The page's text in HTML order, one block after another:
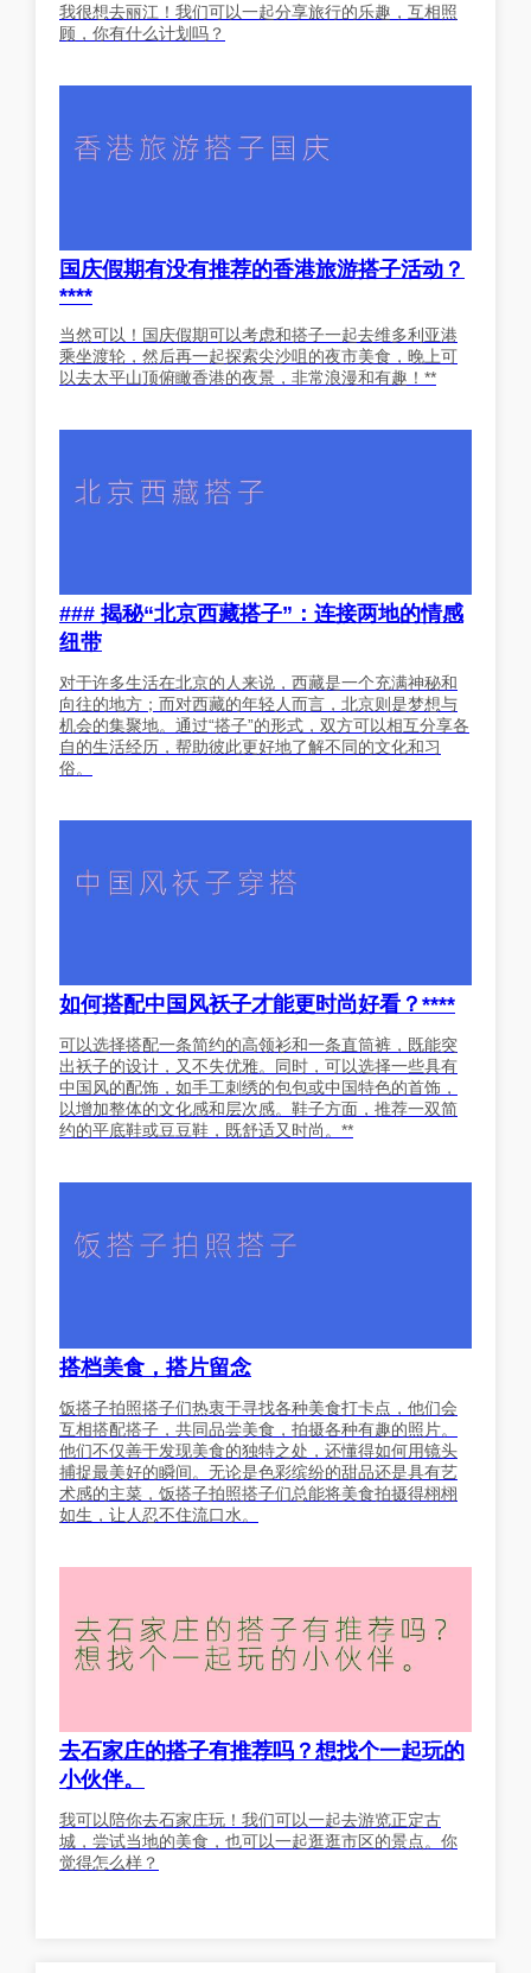
我很想去丽江！我们可以一起分享旅行的乐趣，互相照
顾，你有什么计划吗？
国庆假期有没有推荐的香港旅游搭子活动？
****
当然可以！国庆假期可以考虑和搭子一起去维多利亚港
乘坐渡轮，然后再一起探索尖沙咀的夜市美食，晚上可
以去太平山顶俯瞰香港的夜景，非常浪漫和有趣！**
### 揭秘“北京西藏搭子”：连接两地的情感
纽带
对于许多生活在北京的人来说，西藏是一个充满神秘和
向往的地方；而对西藏的年轻人而言，北京则是梦想与
机会的集聚地。通过“搭子”的形式，双方可以相互分享各
自的生活经历，帮助彼此更好地了解不同的文化和习
俗。
如何搭配中国风袄子才能更时尚好看？****
可以选择搭配一条简约的高领衫和一条直筒裤，既能突
出袄子的设计，又不失优雅。同时，可以选择一些具有
中国风的配饰，如手工刺绣的包包或中国特色的首饰，
以增加整体的文化感和层次感。鞋子方面，推荐一双简
约的平底鞋或豆豆鞋，既舒适又时尚。**
搭档美食，搭片留念
饭搭子拍照搭子们热衷于寻找各种美食打卡点，他们会
互相搭配搭子，共同品尝美食，拍摄各种有趣的照片。
他们不仅善于发现美食的独特之处，还懂得如何用镜头
捕捉最美好的瞬间。无论是色彩缤纷的甜品还是具有艺
术感的主菜，饭搭子拍照搭子们总能将美食拍摄得栩栩
如生，让人忍不住流口水。
去石家庄的搭子有推荐吗？想找个一起玩的
小伙伴。
我可以陪你去石家庄玩！我们可以一起去游览正定古
城，尝试当地的美食，也可以一起逛逛市区的景点。你
觉得怎么样？